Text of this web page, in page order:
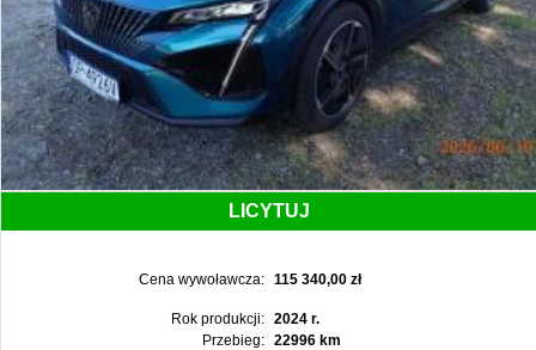
LICYTUJ
Cena wywoławcza: 115 340,00 zł
Rok produkcji:
2024 r.
Przebieg:
22996 km